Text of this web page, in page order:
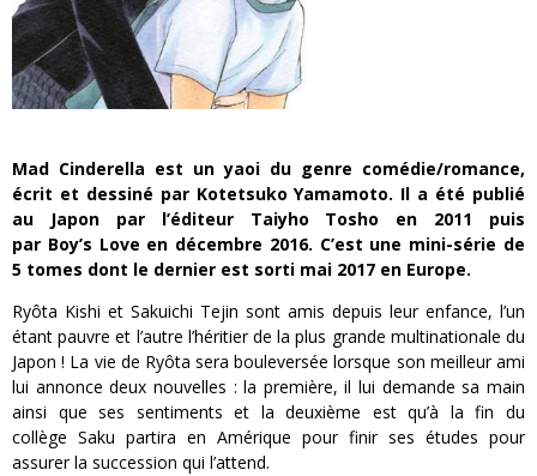
Mad Cinderella est unyaoi du genre comédie/romance,
écrit et dessiné par Kotetsuko Yamamoto. Il a été publié
au Japon par l’éditeur Taiyho Tosho en 2011 puis
par Boy’s Love en décembre 2016. C’est une mini-série de
5 tomes dont le dernier est sorti mai 2017 en Europe.
Ryôta Kishi et Sakuichi Tejin sont amis depuis leur enfance, l’un
étant pauvre et l’autre l’héritier de la plus grande multinationale du
Japon ! La vie de Ryôta sera bouleversée lorsque son meilleur ami
lui annonce deux nouvelles : la première, il lui demande sa main
ainsi que ses sentiments et la deuxième est qu’à la fin du
collège Saku partira en Amérique pour finir ses études pour
assurer la succession qui l’attend.